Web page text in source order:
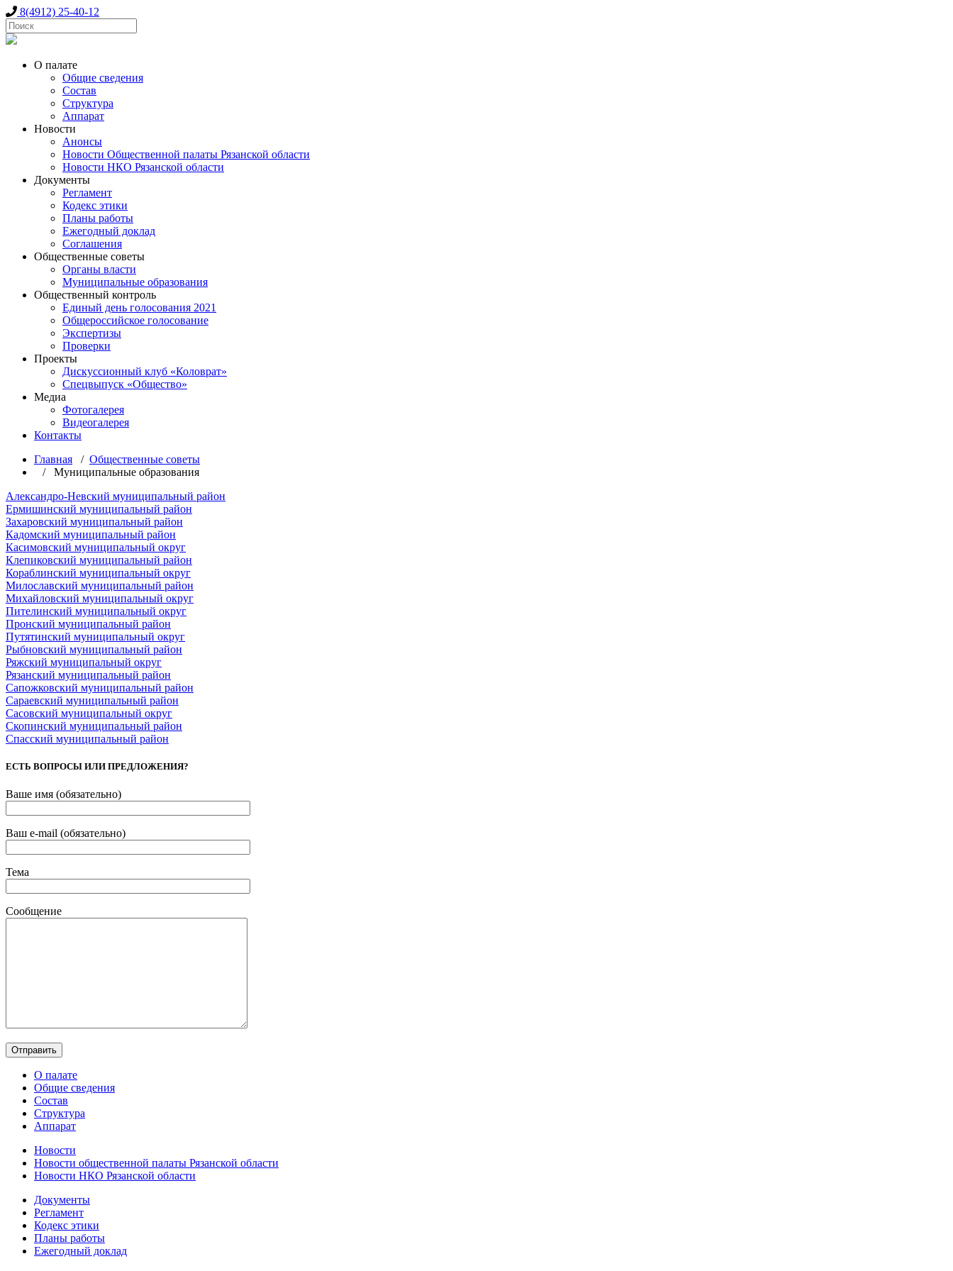
8(4912) 25-40-12
О палате
Общие сведения
Состав
Структура
Аппарат
Новости
Анонсы
Новости Общественной палаты Рязанской области
Новости НКО Рязанской области
Документы
Регламент
Кодекс этики
Планы работы
Ежегодный доклад
Соглашения
Общественные советы
Органы власти
Муниципальные образования
Общественный контроль
Единый день голосования 2021
Общероссийское голосование
Экспертизы
Проверки
Проекты
Дискуссионный клуб «Коловрат»
Спецвыпуск «Общество»
Медиа
Фотогалерея
Видеогалерея
Контакты
Главная / Общественные советы
/ Муниципальные образования
Александро-Невский муниципальный район
Ермишинский муниципальный район
Захаровский муниципальный район
Кадомский муниципальный район
Касимовский муниципальный округ
Клепиковский муниципальный район
Кораблинский муниципальный округ
Милославский муниципальный район
Михайловский муниципальный округ
Пителинский муниципальный округ
Пронский муниципальный район
Путятинский муниципальный округ
Рыбновский муниципальный район
Ряжский муниципальный округ
Рязанский муниципальный район
Сапожковский муниципальный район
Сараевский муниципальный район
Сасовский муниципальный округ
Скопинский муниципальный район
Спасский муниципальный район
ЕСТЬ ВОПРОСЫ ИЛИ ПРЕДЛОЖЕНИЯ?
Ваше имя (обязательно)
Ваш e-mail (обязательно)
Тема
Сообщение
О палате
Общие сведения
Состав
Структура
Аппарат
Новости
Новости общественной палаты Рязанской области
Новости НКО Рязанской области
Документы
Регламент
Кодекс этики
Планы работы
Ежегодный доклад